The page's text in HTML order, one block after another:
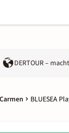
DERTOUR –
BLUESEA